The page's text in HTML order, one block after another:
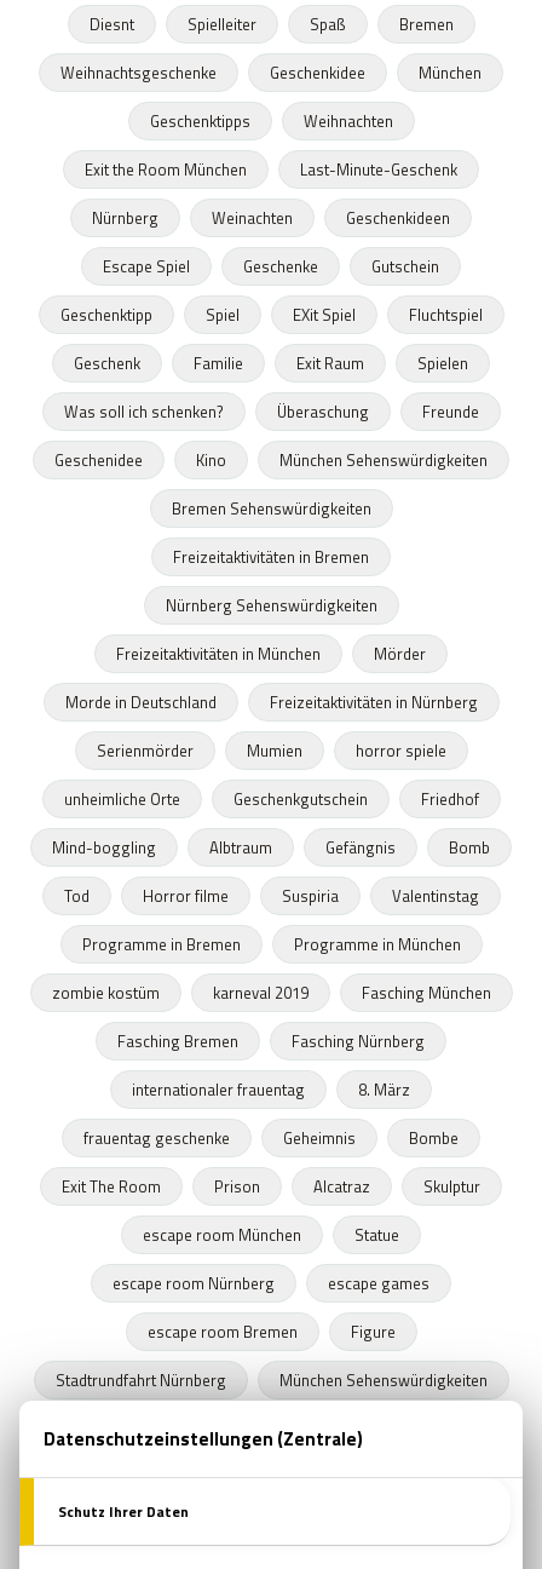
Diesnt
Spielleiter Spaß
Bremen
Weihnachtsgeschenke
Geschenkidee
München
Geschenktipps
Weihnachten
Exit the Room München
Last-Minute-Geschenk
Nürnberg
Weinachten
Geschenkideen
Escape Spiel
Geschenke
Gutschein
Geschenktipp
Spiel EXit Spiel
Fluchtspiel
Geschenk
Familie Exit Raum
Spielen
Was soll ich schenken?
Überaschung
Freunde
Geschenidee
Kino
München Sehenswürdigkeiten
Bremen Sehenswürdigkeiten
Freizeitaktivitäten in Bremen
Nürnberg Sehenswürdigkeiten
Freizeitaktivitäten in München
Mörder
Morde in Deutschland
Freizeitaktivitäten in Nürnberg
Serienmörder
Mumien
horror spiele
unheimliche Orte
Geschenkgutschein
Friedhof
Mind-boggling
Albtraum Gefängnis
Bomb
Tod
Horror filme Suspiria
Valentinstag
Programme in Bremen
Programme in München
zombie kostüm
karneval 2019
Fasching München
Fasching Bremen
Fasching Nürnberg
internationaler frauentag
8. März
frauentag geschenke
Geheimnis
Bombe
Exit The Room
Prison Alcatraz
Skulptur
escape room München
Statue
escape room Nürnberg
escape games
escape room Bremen
Figure
Stadtrundfahrt Nürnberg
München Sehenswürdigkeiten
Stadtrundfahrt München
Stadtrundfahrt Bremen
Frühling
Programme in Nürnberg
Zeitkapseln